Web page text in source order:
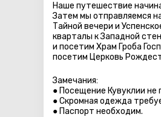
Наше путешествие
Затем мы отправляемся
Тайной вечери и
кварталы к Западной
и посетим Храм Гроба
посетим Церковь
Замечания:
● Посещение Кувуклии не
● Скромная одежда
● Паспорт необходим.